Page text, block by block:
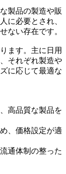
製品の製造や販
に必要とされ、
ない存在です。
ます。主に日用
それぞれ製造や
に応じて最適な
高品質な製品を
、価格設定が適
通体制の整った